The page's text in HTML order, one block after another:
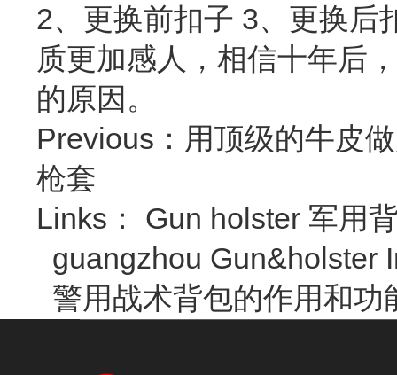
2、更换前扣子 3、更换后
质更加感人，相信十年后
的原因。
Previous： 用顶级的牛皮
枪套
Links： Gun holster 军用
guangzhou Gun&holster
警用战术背包的作用和功